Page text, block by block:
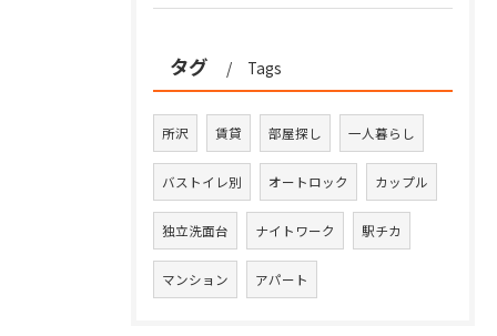
タグ Tags
所沢 賃貸 部屋探し 一人暮らし
バストイレ別 オートロック カップル
独立洗面台 ナイトワーク 駅チカ
マンション アパート